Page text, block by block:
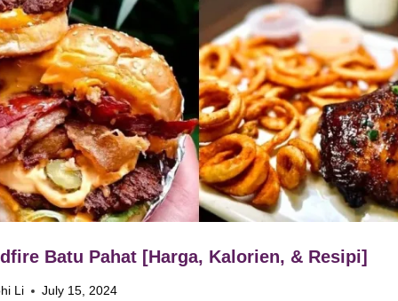
Batu Pahat [Harga, Kalorien, & Resipi]
Li July 15, 2024